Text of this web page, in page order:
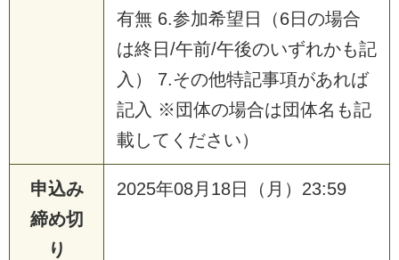
有無 6.参加希望日（6日の場合
は終日/午前/午後のいずれかも記
入） 7.その他特記事項があれば
記入 ※団体の場合は団体名も記
載してください）
申込み
締め切
り
2025年08月18日（月）23:59